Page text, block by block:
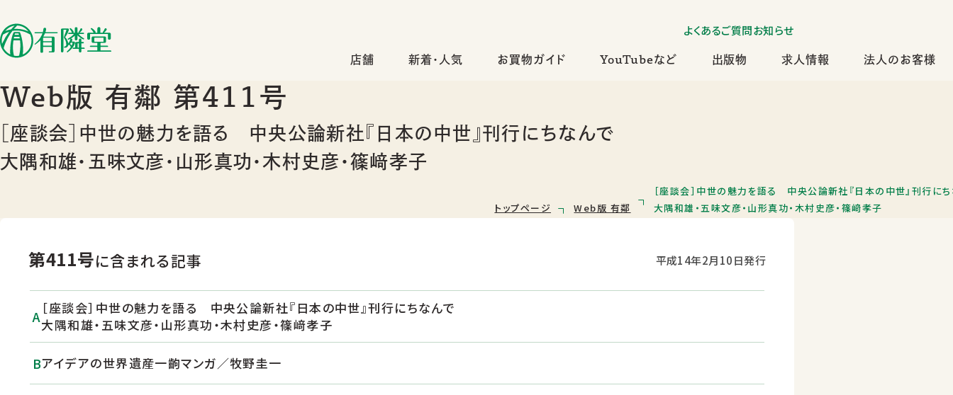
よくあるご質問お知らせ
店舗 新着・人気 お買物ガイド YouTubeなど 出版物 求人情報 法人のお客様
Web版 有鄰 第411号
［座談会］中世の魅力を語る 中央公論新社『日本の中世』刊行にちなんで
大隅和雄・五味文彦・山形真功・木村史彦・篠﨑孝子
トップページ Web版 有鄰
［座談会］中世の魅力を語る 中央公論新社『日本の中世』刊行に
大隅和雄・五味文彦・山形真功・木村史彦・篠﨑孝子
第411号に含まれる記事 平成14年2月10日発行
［座談会］中世の魅力を語る 中央公論新社『日本の中世』刊行にちなんで
大隅和雄・五味文彦・山形真功・木村史彦・篠﨑孝子
アイデアの世界遺産一齣マンガ／牧野圭一